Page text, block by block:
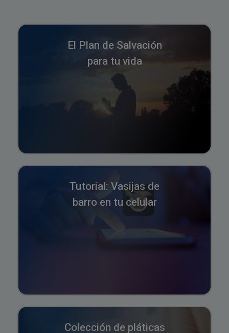
El Plan de Salvación
para tu vida
Tutorial: Vasijas de
barro en tu celular
Colección de pláticas